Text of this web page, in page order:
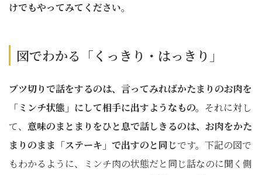
けでもやってみてください。
図でわかる「くっきり・はっきり」
ブツ切りで話をするのは、言ってみればかたまりのお肉を
「ミンチ状態」にして相手に出すようなもの。 それに対し
て、 意味のまとまりをひと息で話しきるのは、お肉をかた
まりのまま「ステーキ」で出すのと同じです。下記の図で
もわかるように、ミンチ肉の状態だと同じ話なのに聞く側